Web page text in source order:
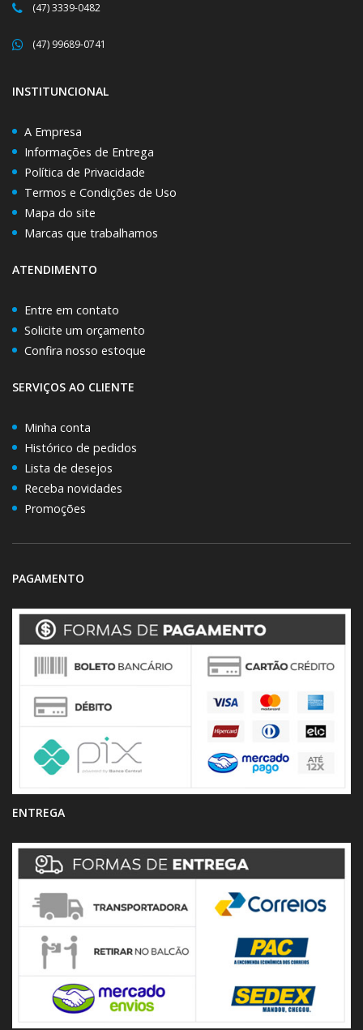
(47) 3339-0482
(47) 99689-0741
INSTITUNCIONAL
A Empresa
Informações de Entrega
Política de Privacidade
Termos e Condições de Uso
Mapa do site
Marcas que trabalhamos
ATENDIMENTO
Entre em contato
Solicite um orçamento
Confira nosso estoque
SERVIÇOS AO CLIENTE
Minha conta
Histórico de pedidos
Lista de desejos
Receba novidades
Promoções
PAGAMENTO
ENTREGA